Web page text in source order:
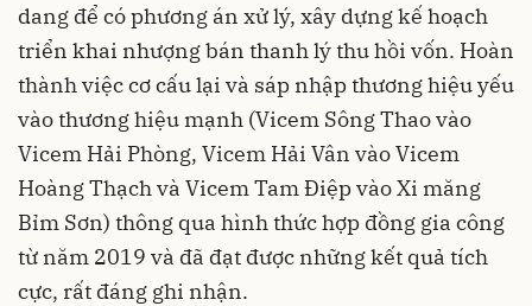
dang để có phương án xử lý, xây dựng kế hoạch
triển khai nhượng bán thanh lý thu hồi vốn. Hoàn
thành việc cơ cấu lại và sáp nhập thương hiệu yếu
vào thương hiệu mạnh (Vicem Sông Thao vào
Vicem Hải Phòng, Vicem Hải Vân vào Vicem
Hoàng Thạch và Vicem Tam Điệp vào Xi măng
Bỉm Sơn) thông qua hình thức hợp đồng gia công
từ năm 2019 và đã đạt được những kết quả tích
cực, rất đáng ghi nhận.